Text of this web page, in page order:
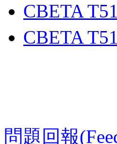
CBETA
CBETA
問題回報